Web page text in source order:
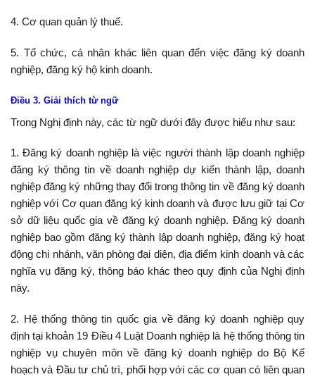
4. Cơ quan quản lý thuế.
5. Tổ chức, cá nhân khác liên quan đến việc đăng ký doanh
nghiệp, đăng ký hộ kinh doanh.
Điều 3. Giải thích từ ngữ
Trong Nghị định này, các từ ngữ dưới đây được hiểu như sau:
1. Đăng ký doanh nghiệp là việc người thành lập doanh nghiệp
đăng ký thông tin về doanh nghiệp dự kiến thành lập, doanh
nghiệp đăng ký những thay đổi trong thông tin về đăng ký doanh
nghiệp với Cơ quan đăng ký kinh doanh và được lưu giữ tại Cơ
sở dữ liệu quốc gia về đăng ký doanh nghiệp. Đăng ký doanh
nghiệp bao gồm đăng ký thành lập doanh nghiệp, đăng ký hoạt
động chi nhánh, văn phòng đại diện, địa điểm kinh doanh và các
nghĩa vụ đăng ký, thông báo khác theo quy định của Nghị định
này.
2. Hệ thống thông tin quốc gia về đăng ký doanh nghiệp quy
định tại khoản 19 Điều 4 Luật Doanh nghiệp là hệ thống thông tin
nghiệp vụ chuyên môn về đăng ký doanh nghiệp do Bộ Kế
hoạch và Đầu tư chủ trì, phối hợp với các cơ quan có liên quan